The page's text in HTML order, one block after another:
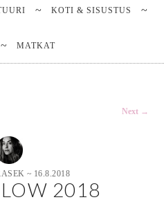
KOTI & SISUSTUS
MATKAT
Next →
~ 16.8.2018
2018